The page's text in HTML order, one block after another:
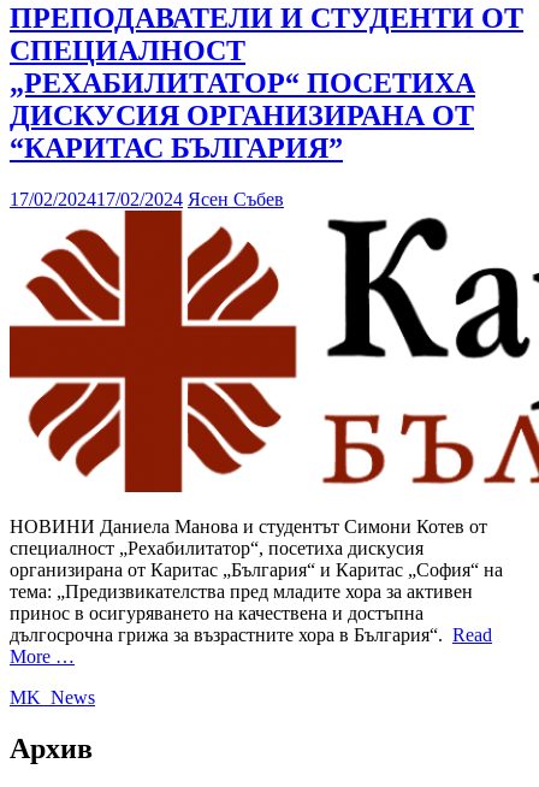
ПРЕПОДАВАТЕЛИ И СТУДЕНТИ ОТ
СПЕЦИАЛНОСТ
„РЕХАБИЛИТАТОР“ ПОСЕТИХА
ДИСКУСИЯ ОРГАНИЗИРАНА ОТ
“КАРИТАС БЪЛГАРИЯ”
17/02/202417/02/2024 Ясен Събев
НОВИНИ Даниела Манова и студентът Симони Котев от
специалност „Рехабилитатор“, посетиха дискусия
организирана от Каритас „България“ и Каритас „София“ на
тема: „Предизвикателства пред младите хора за активен
принос в осигуряването на качествена и достъпна
дългосрочна грижа за възрастните хора в България“. Read
More …
MK_News
Архив